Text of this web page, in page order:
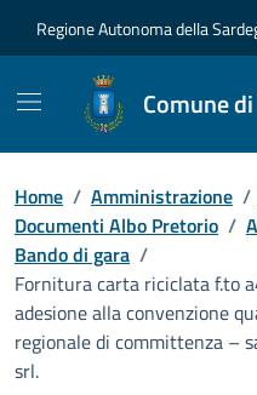
Regione Autonoma della
Comune
Home / Amministrazione /
Documenti Albo Pretorio /
Bando di gara /
Fornitura carta riciclata f.to
adesione alla convenzione
regionale di committenza –
srl.